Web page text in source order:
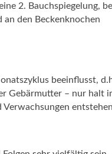
2. Bauchspiegelung,
an den Beckenknochen
beeinflusst,
Gebärmutter – nur halt